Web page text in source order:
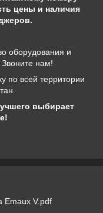
цены и наличия
оборудования и
нам!
по всей территории
выбирает
Emaux V.pdf